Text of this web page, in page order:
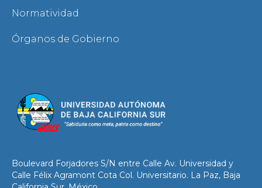
Normatividad
Órganos de Gobierno
Boulevard Forjadores S/N entre Calle Av. Universidad y
Calle Félix Agramont Cota Col. Universitario. La Paz, Baja